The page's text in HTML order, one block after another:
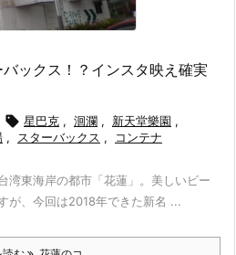
ックス！？インスタ映え確実
 星巴克 , 洄瀾 , 新天堂樂園 ,
, スターバックス , コンテナ
湾東海岸の都市「花蓮」。美しいビー
が、今回は2018年できた新名 ...